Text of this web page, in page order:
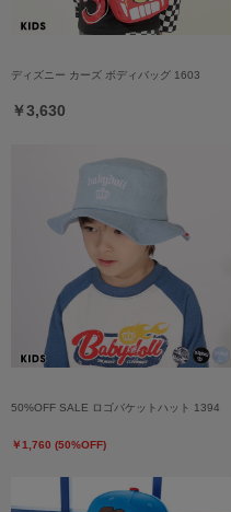
ディズニー カーズ ボディバッグ 1603
￥3,630
50%OFF SALE ロゴバケットハット 1394
￥1,760 (50%OFF)